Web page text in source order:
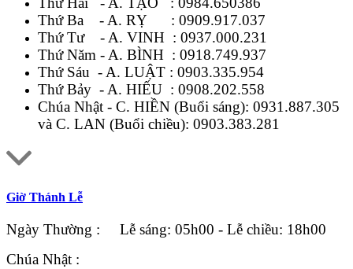
Thứ Ba - A. RỴ : 0909.917.037
Thứ Tư - A. VINH : 0937.000.231
Thứ Năm - A. BÌNH : 0918.749.937
Thứ Sáu - A. LUẬT : 0903.335.954
Thứ Bảy - A. HIẾU : 0908.202.558
Chúa Nhật - C. HIỀN (Buổi sáng): 0931.887.305
và C. LAN (Buổi chiều): 0903.383.281
Giờ Thánh Lễ
Ngày Thường : Lễ sáng: 05h00 - Lễ chiều: 18h00
Chúa Nhật :